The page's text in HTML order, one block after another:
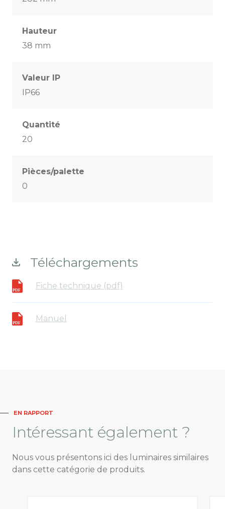
Hauteur
38 mm
Valeur IP
IP66
Quantité
20
Pièces/palette
0
Téléchargements
Fiche technique (pdf)
Manuel
EN RAPPORT
Intéressant également ?
Nous vous présentons ici des luminaires similaires
dans cette catégorie de produits.